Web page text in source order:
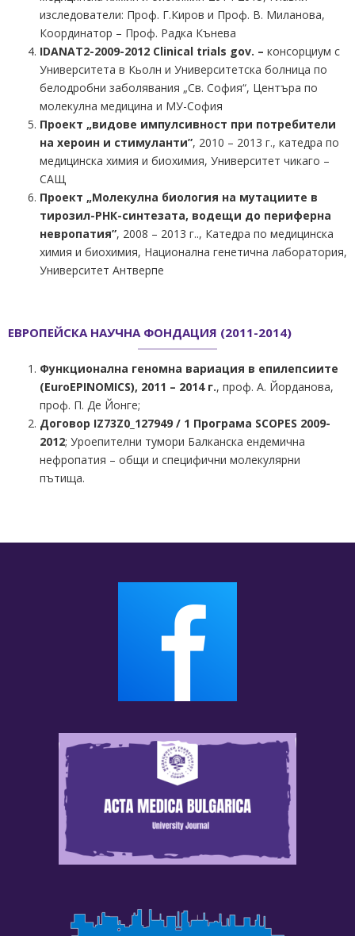
изследователи: Проф. Г.Киров и Проф. В. Миланова,
Координатор – Проф. Радка Кънева
IDANAT2-2009-2012 Clinical trials gov. – консорциум с
Университета в Кьолн и Университетска болница по
белодробни заболявания „Св. София“, Центъра по
молекулна медицина и МУ-София
Проект „видове импулсивност при потребители
на хероин и стимуланти”, 2010 – 2013 г., катедра по
медицинска химия и биохимия, Университет чикаго –
САЩ
Проект „Молекулна биология на мутациите в
тирозил-РНК-синтезата, водещи до периферна
невропатия”, 2008 – 2013 г.., Катедра по медицинска
химия и биохимия, Национална генетична лаборатория,
Университет Антверпе
ЕВРОПЕЙСКА НАУЧНА ФОНДАЦИЯ (2011-2014)
Функционална геномна вариация в епилепсиите
(EuroEPINOMICS), 2011 – 2014 г., проф. А. Йорданова,
проф. П. Де Йонге;
Договор IZ73Z0_127949 / 1 Програма SCOPES 2009-
2012; Уроепителни тумори Балканска ендемична
нефропатия – общи и специфични молекулярни
пътища.